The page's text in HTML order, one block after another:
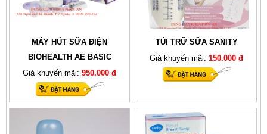
MÁY HÚT SỮA ĐIỆN
BIOHEALTH AE BASIC
Giá khuyến mãi: 950.000 đ
TÚI TRỮ SỮA SANITY
Giá khuyến mãi: 150.000 đ